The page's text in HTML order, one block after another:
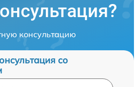
консультацию
со